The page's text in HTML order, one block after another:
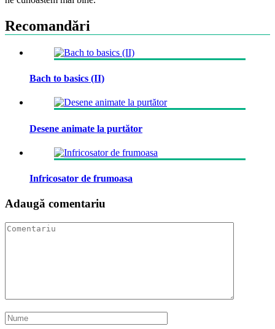
Recomandări
Bach to basics (II)
Desene animate la purtător
Infricosator de frumoasa
Adaugă comentariu